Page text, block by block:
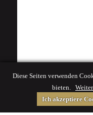
Diese Seiten verwenden
bieten.
Ich akzeptiere